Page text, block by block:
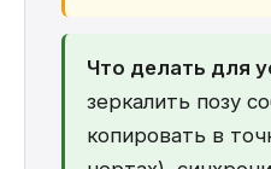
Что делать для
зеркалить позу
копировать в